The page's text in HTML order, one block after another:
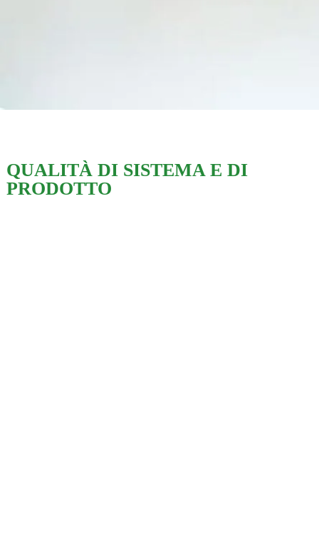
QUALITÀ DI SISTEMA E DI
PRODOTTO